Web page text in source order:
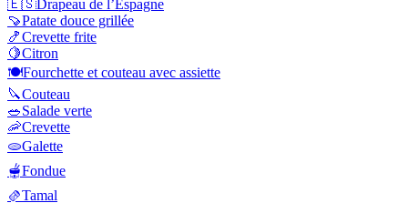
🇪🇸Drapeau de l’Espagne
🍠Patate douce grillée
🍤Crevette frite
🍋Citron
🍽️Fourchette et couteau avec assiette
🔪Couteau
🥗Salade verte
🦐Crevette
🫓Galette
🫕Fondue
🫔Tamal